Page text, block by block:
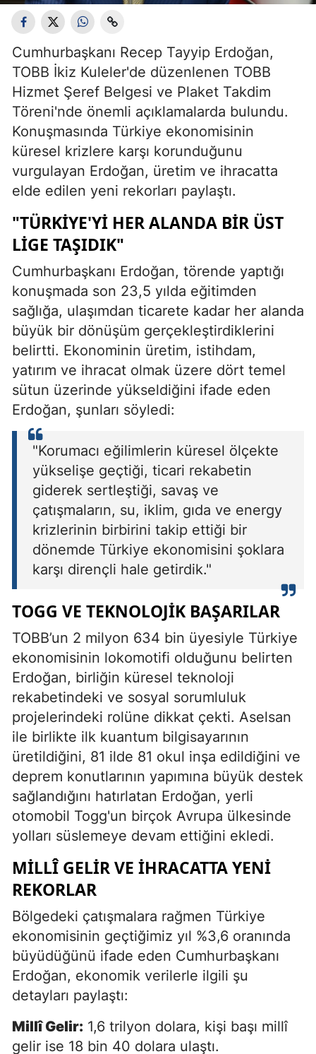
Cumhurbaşkanı Recep Tayyip Erdoğan,
TOBB İkiz Kuleler'de düzenlenen TOBB
Hizmet Şeref Belgesi ve Plaket Takdim
Töreni'nde önemli açıklamalarda bulundu.
Konuşmasında Türkiye ekonomisinin
küresel krizlere karşı korunduğunu
vurgulayan Erdoğan, üretim ve ihracatta
elde edilen yeni rekorları paylaştı.
"TÜRKIYE'YI HER ALANDA BIR ÜST
LIGE TAŞIDIK"
Cumhurbaşkanı Erdoğan, törende yaptığı
konuşmada son 23,5 yılda eğitimden
sağlığa, ulaşımdan ticarete kadar her alanda
büyük bir dönüşüm gerçekleştirdiklerini
belirtti. Ekonominin üretim, istihdam,
yatırım ve ihracat olmak üzere dört temel
sütun üzerinde yükseldiğini ifade eden
Erdoğan, şunları söyledi:
"Korumacı eğilimlerin küresel ölçekte
yükselişe geçtiği, ticari rekabetin
giderek sertleştiği, savaş ve
çatışmaların, su, iklim, gıda ve energy
krizlerinin birbirini takip ettiği bir
dönemde Türkiye ekonomisini şoklara
karşı dirençli hale getirdik."
TOGG VE TEKNOLOJIK BAŞARILAR
TOBB’un 2 milyon 634 bin üyesiyle Türkiye
ekonomisinin lokomotifi olduğunu belirten
Erdoğan, birliğin küresel teknoloji
rekabetindeki ve sosyal sorumluluk
projelerindeki rolüne dikkat çekti. Aselsan
ile birlikte ilk kuantum bilgisayarının
üretildiğini, 81 ilde 81 okul inşa edildiğini ve
deprem konutlarının yapımına büyük destek
sağlandığını hatırlatan Erdoğan, yerli
otomobil Togg'un birçok Avrupa ülkesinde
yolları süslemeye devam ettiğini ekledi.
MILLÎ GELIR VE İHRACATTA YENI
REKORLAR
Bölgedeki çatışmalara rağmen Türkiye
ekonomisinin geçtiğimiz yıl %3,6 oranında
büyüdüğünü ifade eden Cumhurbaşkanı
Erdoğan, ekonomik verilerle ilgili şu
detayları paylaştı:
Millî Gelir: 1,6 trilyon dolara, kişi başı millî
gelir ise 18 bin 40 dolara ulaştı.